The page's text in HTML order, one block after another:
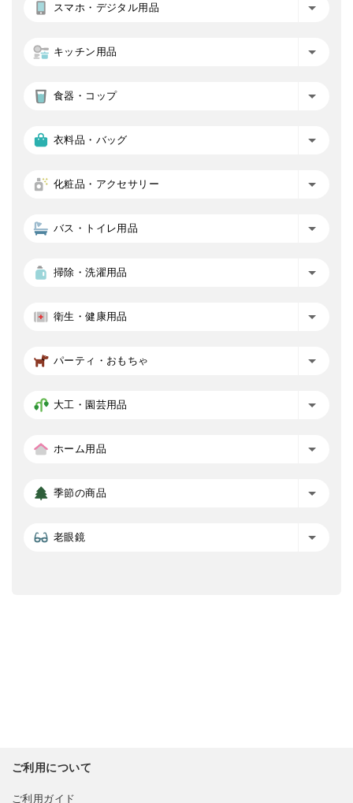
スマホ・デジタル用品
キッチン用品
食器・コップ
衣料品・バッグ
化粧品・アクセサリー
バス・トイレ用品
掃除・洗濯用品
衛生・健康用品
パーティ・おもちゃ
大工・園芸用品
ホーム用品
季節の商品
老眼鏡
ご利用について
ご利用ガイド